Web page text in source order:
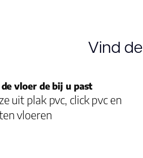
Vind
de vloer de bij u past
uit plak pvc, click pvc en
vloeren